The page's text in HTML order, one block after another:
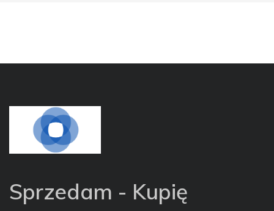
Sprzedam - Kupię